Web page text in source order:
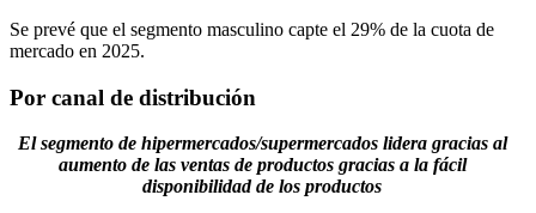
Se prevé que el segmento masculino capte el 29% de la cuota de
mercado en 2025.
Por canal de distribución
El segmento de hipermercados/supermercados lidera gracias al
aumento de las ventas de productos gracias a la fácil
disponibilidad de los productos